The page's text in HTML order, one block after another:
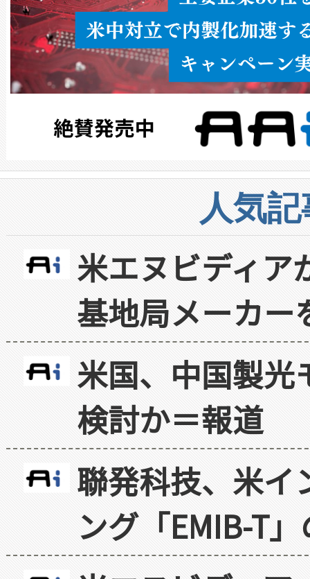
人気
米エヌビディア
基地局メーカー
米国、中国製光
検討か＝報道
聯発科技、米イ
ング「EMIB-T